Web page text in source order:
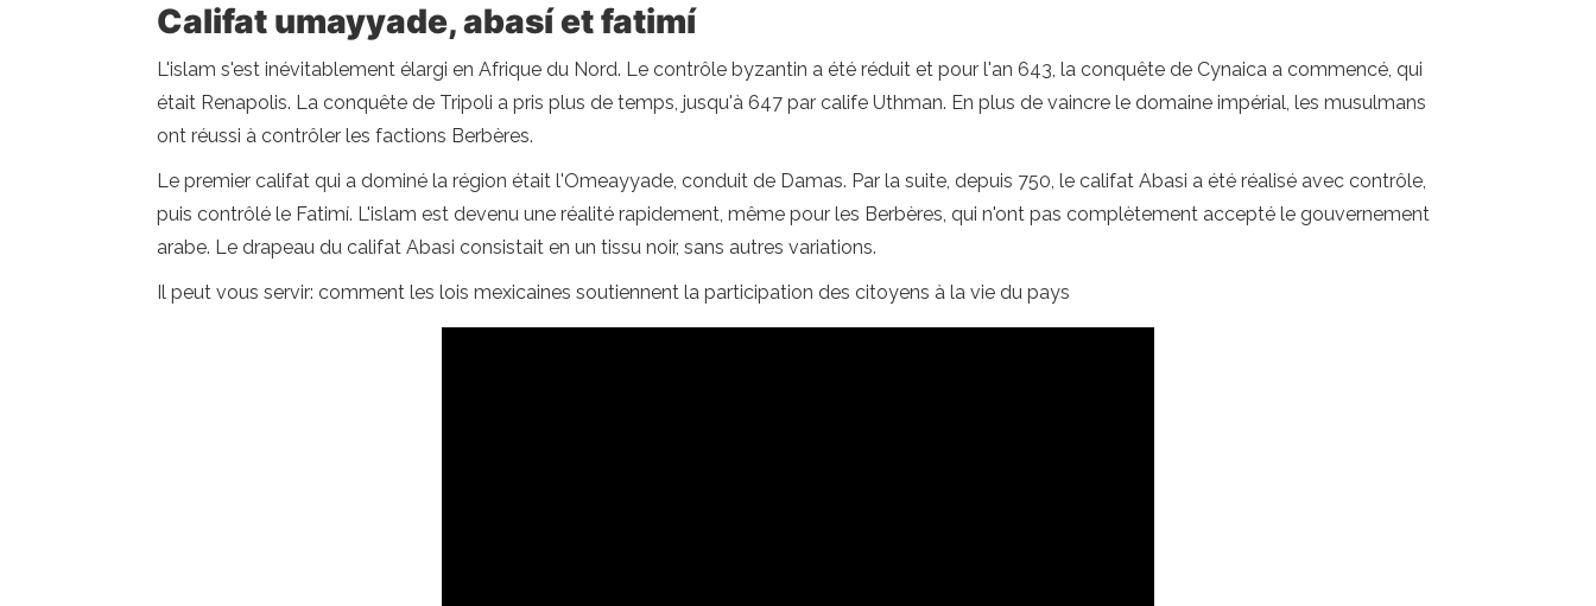
Califat umayyade, abasí et fatimí
L'islam s'est inévitablement élargi en Afrique du Nord. Le contrôle byzantin a été réduit et pour l'an 643, la conquête de Cynaica a commencé, qui
était Renapolis. La conquête de Tripoli a pris plus de temps, jusqu'à 647 par calife Uthman. En plus de vaincre le domaine impérial, les musulmans
ont réussi à contrôler les factions Berbères.
Le premier califat qui a dominé la région était l'Omeayyade, conduit de Damas. Par la suite, depuis 750, le califat Abasi a été réalisé avec contrôle,
puis contrôlé le Fatimí. L'islam est devenu une réalité rapidement, même pour les Berbères, qui n'ont pas complètement accepté le gouvernement
arabe. Le drapeau du califat Abasi consistait en un tissu noir, sans autres variations.
Il peut vous servir: comment les lois mexicaines soutiennent la participation des citoyens à la vie du pays